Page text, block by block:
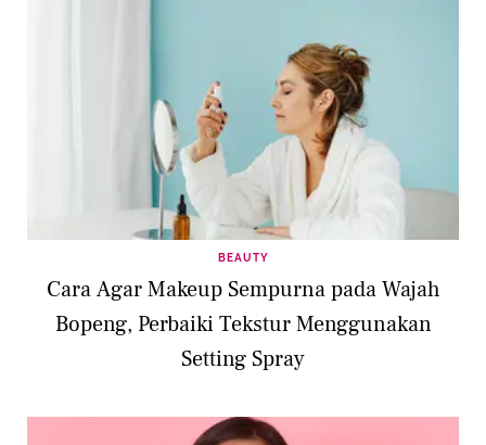
BEAUTY
Cara Agar Makeup Sempurna pada Wajah
Bopeng, Perbaiki Tekstur Menggunakan
Setting Spray